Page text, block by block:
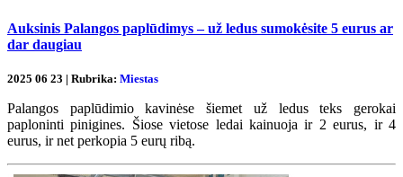
Auksinis Palangos paplūdimys – už ledus sumokėsite 5 eurus ar
dar daugiau
2025 06 23 | Rubrika: Miestas
Palangos paplūdimio kavinėse šiemet už ledus teks gerokai
paploninti pinigines. Šiose vietose ledai kainuoja ir 2 eurus, ir 4
eurus, ir net perkopia 5 eurų ribą.